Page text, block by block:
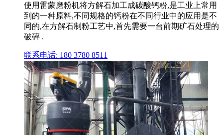
使用雷蒙磨粉机将方解石加工成碳酸钙粉,是工业上常用
到的一种原料,不同规格的钙粉在不同行业中的应用是不
同的,在方解石制粉工艺中,首先需要一台前期矿石处理的
破碎 .
联系电话: 180 3780 8511